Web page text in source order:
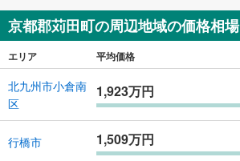
京都郡苅田町の周辺地域の価格相場
エリア 平均価格
北九州市小倉南
区
1,923万円
行橋市 1,509万円